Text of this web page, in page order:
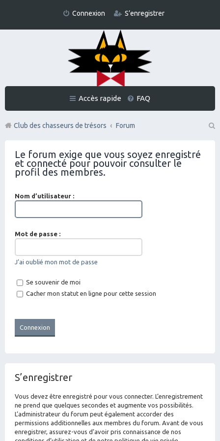
Connexion S’enregistrer
Accès rapide FAQ
Club des chasseurs de trésors
Forum
Le forum exige que vous soyez enregistré
et connecté pour pouvoir consulter le
profil des membres.
Nom d’utilisateur :
Mot de passe :
J’ai oublié mon mot de passe
Se souvenir de moi
Cacher mon statut en ligne pour cette session
S’enregistrer
Vous devez être enregistré pour vous connecter. L’enregistrement
ne prend que quelques secondes et augmente vos possibilités.
L’administrateur du forum peut également accorder des
permissions additionnelles aux membres du forum. Avant de vous
enregistrer, assurez-vous d’avoir pris connaissance de nos